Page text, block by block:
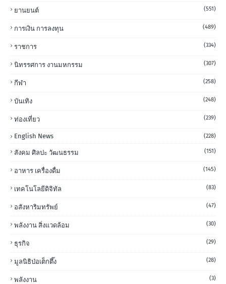
ยานยนต์ (551)
การเงิน การลงทุน (489)
ราชการ (334)
นิทรรศการ งานมหกรรม (307)
กีฬา (258)
บันเทิง (248)
ท่องเที่ยว (239)
English News (228)
สังคม ศิลปะ วัฒนธรรม (151)
อาหาร เครื่องดื่ม (145)
เทคโนโลยีดิจิทัล (83)
อสังหาริมทรัพย์ (47)
พลังงาน สิ่งแวดล้อม (30)
ธุรกิจ (29)
มูลนิธิป่อเต็กตึ๊ง (28)
พลังงาน (3)